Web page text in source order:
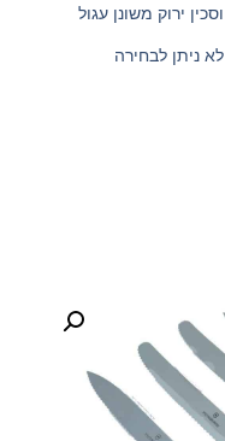
ירוק משונן עגול
ניתן לבחירה